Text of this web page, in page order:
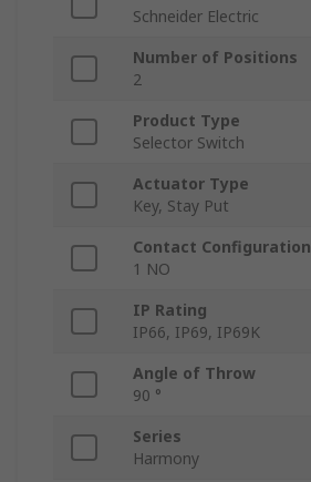
Schneider Electric
Number of Positions
2
Product Type
Selector Switch
Actuator Type
Key, Stay Put
Contact Configuration
1 NO
IP Rating
IP66, IP69, IP69K
Angle of Throw
90 °
Series
Harmony